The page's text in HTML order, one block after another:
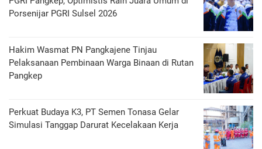
Porsenijar PGRI Sulsel 2026
Hakim Wasmat PN Pangkajene Tinjau
Pelaksanaan Pembinaan Warga Binaan di Rutan
Pangkep
Perkuat Budaya K3, PT Semen Tonasa Gelar
Simulasi Tanggap Darurat Kecelakaan Kerja